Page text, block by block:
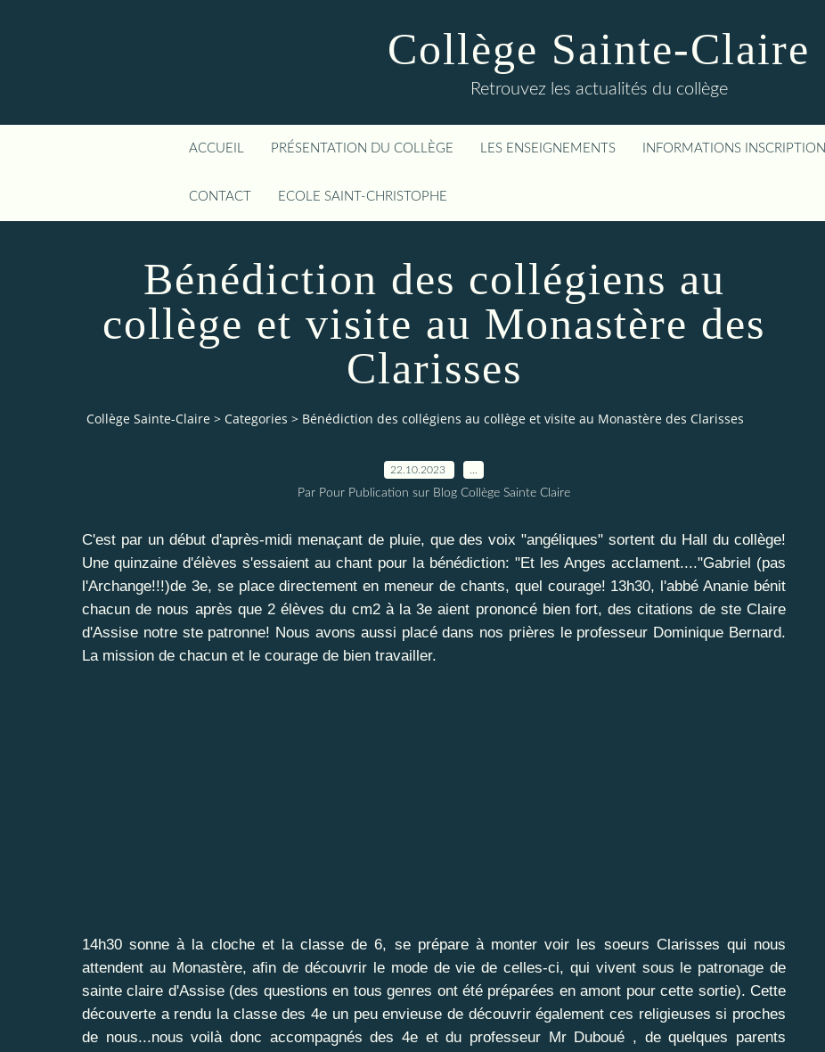
Collège Sainte-Claire
Retrouvez les actualités du collège
ACCUEIL PRÉSENTATION DU COLLÈGE LES ENSEIGNEMENTS INFORMATIONS INSCRIPTION
CONTACT ECOLE SAINT-CHRISTOPHE
Bénédiction des collégiens au
collège et visite au Monastère des
Clarisses
Collège Sainte-Claire > Categories > Bénédiction des collégiens au collège et visite au Monastère des Clarisses
22.10.2023
Par Pour Publication sur Blog Collège Sainte Claire
C'est par un début d'après-midi menaçant de pluie, que des voix "angéliques" sortent du Hall du collège!
Une quinzaine d'élèves s'essaient au chant pour la bénédiction: "Et les Anges acclament...."Gabriel (pas
l'Archange!!!)de 3e, se place directement en meneur de chants, quel courage! 13h30, l'abbé Ananie bénit
chacun de nous après que 2 élèves du cm2 à la 3e aient prononcé bien fort, des citations de ste Claire
d'Assise notre ste patronne! Nous avons aussi placé dans nos prières le professeur Dominique Bernard.
La mission de chacun et le courage de bien travailler.
14h30 sonne à la cloche et la classe de 6, se prépare à monter voir les soeurs Clarisses qui nous
attendent au Monastère, afin de découvrir le mode de vie de celles-ci, qui vivent sous le patronage de
sainte claire d'Assise (des questions en tous genres ont été préparées en amont pour cette sortie). Cette
découverte a rendu la classe des 4e un peu envieuse de découvrir également ces religieuses si proches
de nous...nous voilà donc accompagnés des 4e et du professeur Mr Duboué , de quelques parents